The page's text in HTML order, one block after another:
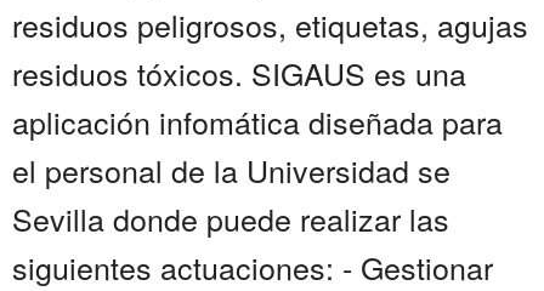
residuos peligrosos, etiquetas, agujas
residuos tóxicos. SIGAUS es una
aplicación infomática diseñada para
el personal de la Universidad se
Sevilla donde puede realizar las
siguientes actuaciones: - Gestionar